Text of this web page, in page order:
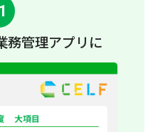
務管理アプリに